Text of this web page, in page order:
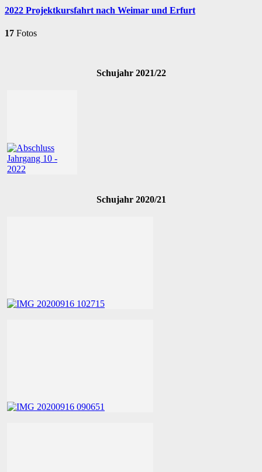
2022 Projektkursfahrt nach Weimar und Erfurt
17 Fotos
Schujahr 2021/22
Schujahr 2020/21